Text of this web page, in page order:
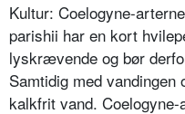
Kultur: Coelogyne-
parishii har en kort
lyskrævende og bør
Samtidig med
kalk­frit vand.